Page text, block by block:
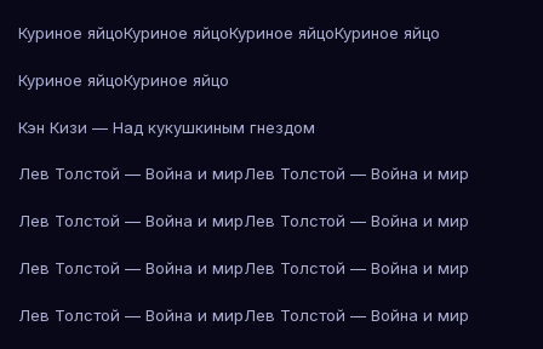
Куриное яйцоКуриное яйцоКуриное яйцоКуриное яйцо
Куриное яйцоКуриное яйцо
Кэн Кизи — Над кукушкиным гнездом
Лев Толстой — Война и мирЛев Толстой — Война и мир
Лев Толстой — Война и мирЛев Толстой — Война и мир
Лев Толстой — Война и мирЛев Толстой — Война и мир
Лев Толстой — Война и мирЛев Толстой — Война и мир